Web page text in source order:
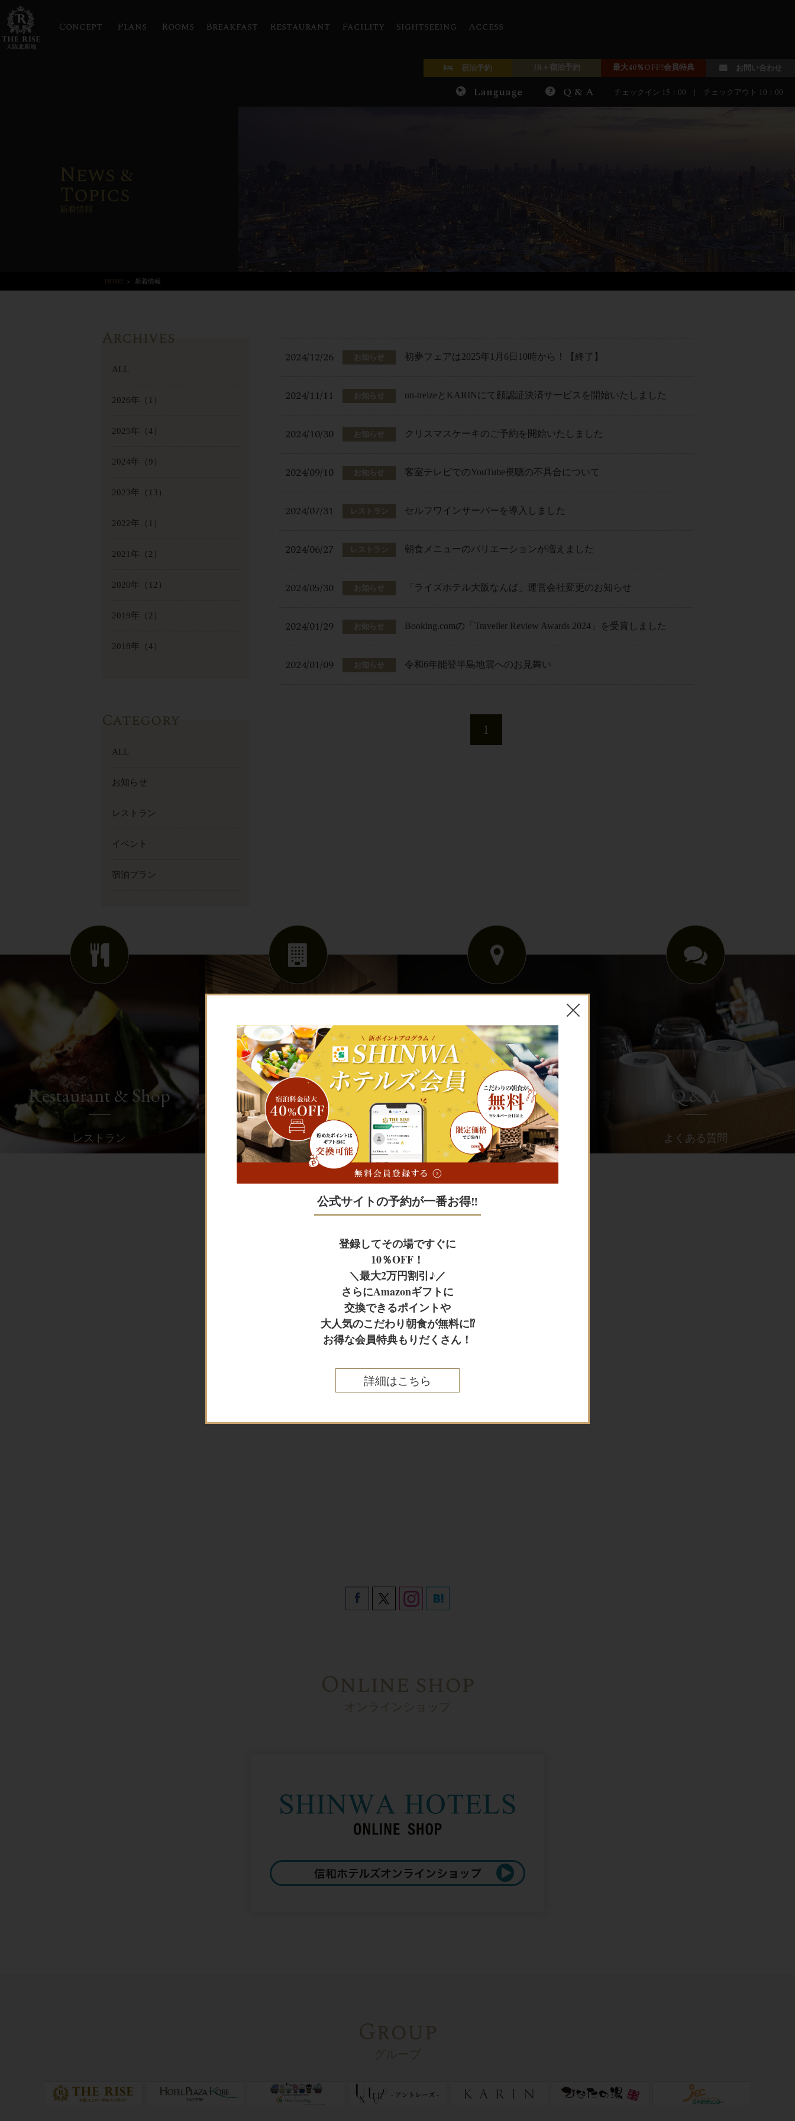
Concept Plans Rooms Breakfast Restaurant Facility Sightseeing Access
宿泊予約 JR＋宿泊予約 最大40％OFF!!会員特典 お問い合わせ
Language Q & A チェックイン 15：00 | チェックアウト 10：00
News &
Topics
新着情報
HOME > 新着情報
2024/12/26 お知らせ 初夢フェアは2025年1月6日10時から！【終了】
2024/11/11 お知らせ un-treizeとKARINにて顔認証決済サービスを開始いたしました
2024/10/30 お知らせ クリスマスケーキのご予約を開始いたしました
2024/09/10 お知らせ 客室テレビでのYouTube視聴の不具合について
2024/07/31 レストラン セルフワインサーバーを導入しました
2024/06/27 レストラン 朝食メニューのバリエーションが増えました
2024/05/30 お知らせ 「ライズホテル大阪なんば」運営会社変更のお知らせ
2024/01/29 お知らせ Booking.comの「Traveller Review Awards 2024」を受賞しました
2024/01/09 お知らせ 令和6年能登半島地震へのお見舞い
1
Archives
ALL
2026年 （1）
2025年 （4）
2024年 （9）
2023年 （13）
2022年 （1）
2021年 （2）
2020年 （12）
2019年 （2）
2018年 （4）
Category
ALL
お知らせ
レストラン
イベント
宿泊プラン
Restaurant & Shop
レストラン
Facility
施設案内
Access
アクセス
Q & A
よくある質問
Facebook
フェイスブック
Online shop
オンラインショップ
宿泊予約
宿泊予約
JR+宿泊
レンタカー+宿泊
航空券＋宿泊
公式サイトの予約が一番お得‼
登録してその場ですぐに
10％OFF！
＼最大2万円割引♪／
さらにAmazonギフトに
交換できるポイントや
大人気のこだわり朝食が無料に⁉
お得な会員特典もりだくさん！
詳細はこちら